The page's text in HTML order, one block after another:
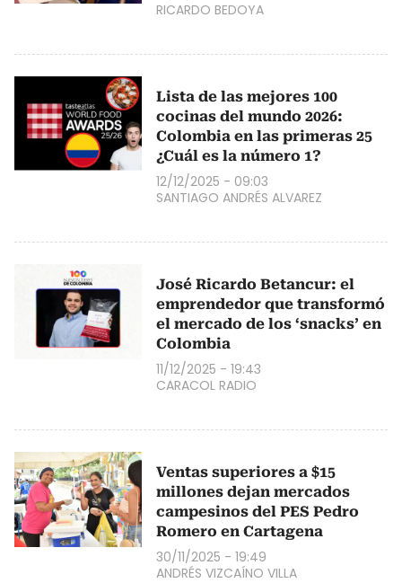
RICARDO BEDOYA
Lista de las mejores 100
cocinas del mundo 2026:
Colombia en las primeras 25
¿Cuál es la número 1?
12/12/2025 - 09:03
SANTIAGO ANDRÉS ALVAREZ
José Ricardo Betancur: el
emprendedor que transformó
el mercado de los ‘snacks’ en
Colombia
11/12/2025 - 19:43
CARACOL RADIO
Ventas superiores a $15
millones dejan mercados
campesinos del PES Pedro
Romero en Cartagena
30/11/2025 - 19:49
ANDRÉS VIZCAÍNO VILLA